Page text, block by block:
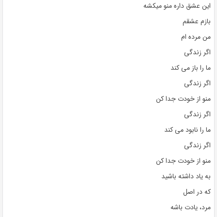
این عشق داره منو میکشه
بازم عشقم
من مرده ام
اگر زندگی
ما را باز می کند
اگر زندگی
منو از خودت جدا کن
اگر زندگی
ما را نابود می کند
اگر زندگی
منو از خودت جدا کن
به یاد داشته باشید
که در اصل
مرد، یادت باشه